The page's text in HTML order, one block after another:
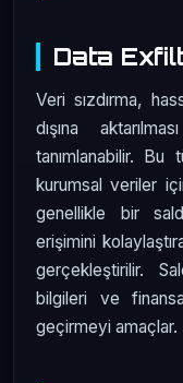
Data
Veri sızdırma,
dışına
tanımlanabilir.
kurumsal veriler
genellikle bir
erişimini
gerçekleştirilir.
bilgileri ve
geçirmeyi amaçlar.